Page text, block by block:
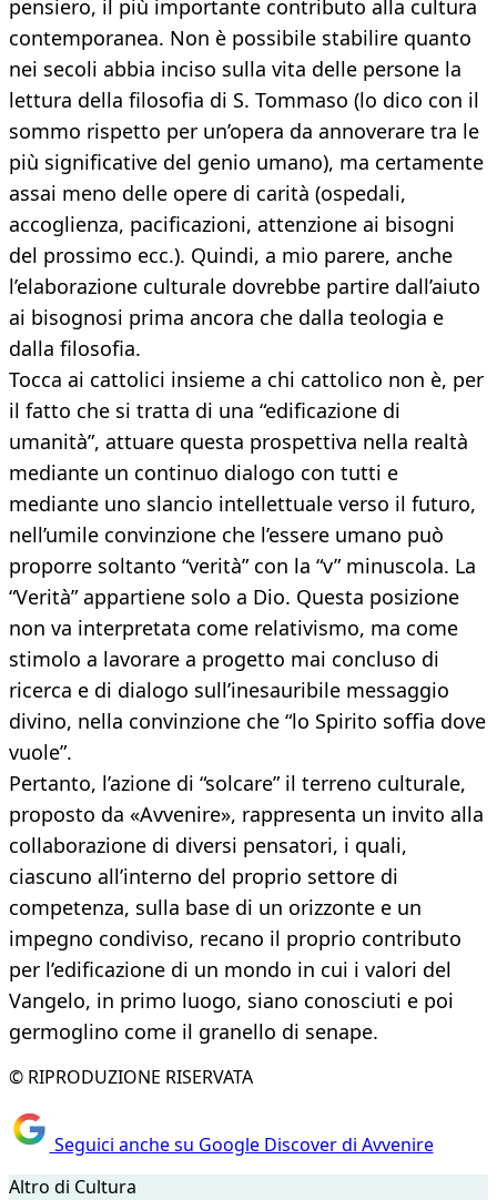
pensiero, il più importante contributo alla cultura
contemporanea. Non è possibile stabilire quanto
nei secoli abbia inciso sulla vita delle persone la
lettura della filosofia di S. Tommaso (lo dico con il
sommo rispetto per un’opera da annoverare tra le
più significative del genio umano), ma certamente
assai meno delle opere di carità (ospedali,
accoglienza, pacificazioni, attenzione ai bisogni
del prossimo ecc.). Quindi, a mio parere, anche
l’elaborazione culturale dovrebbe partire dall’aiuto
ai bisognosi prima ancora che dalla teologia e
dalla filosofia.
Tocca ai cattolici insieme a chi cattolico non è, per
il fatto che si tratta di una “edificazione di
umanità”, attuare questa prospettiva nella realtà
mediante un continuo dialogo con tutti e
mediante uno slancio intellettuale verso il futuro,
nell’umile convinzione che l’essere umano può
proporre soltanto “verità” con la “v” minuscola. La
“Verità” appartiene solo a Dio. Questa posizione
non va interpretata come relativismo, ma come
stimolo a lavorare a progetto mai concluso di
ricerca e di dialogo sull’inesauribile messaggio
divino, nella convinzione che “lo Spirito soffia dove
vuole”.
Pertanto, l’azione di “solcare” il terreno culturale,
proposto da «Avvenire», rappresenta un invito alla
collaborazione di diversi pensatori, i quali,
ciascuno all’interno del proprio settore di
competenza, sulla base di un orizzonte e un
impegno condiviso, recano il proprio contributo
per l’edificazione di un mondo in cui i valori del
Vangelo, in primo luogo, siano conosciuti e poi
germoglino come il granello di senape.
© RIPRODUZIONE RISERVATA
Seguici anche su Google Discover di Avvenire
Altro di Cultura